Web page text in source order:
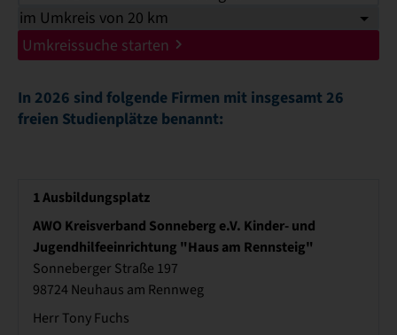
Umkreissuche starten
In 2026 sind folgende Firmen mit insgesamt 26
freien Studienplätze benannt:
1Ausbildungsplatz
AWO Kreisverband Sonneberg e.V. Kinder- und
Jugendhilfeeinrichtung "Haus am Rennsteig"
Sonneberger Straße 197
98724 Neuhaus am Rennweg
Herr Tony Fuchs